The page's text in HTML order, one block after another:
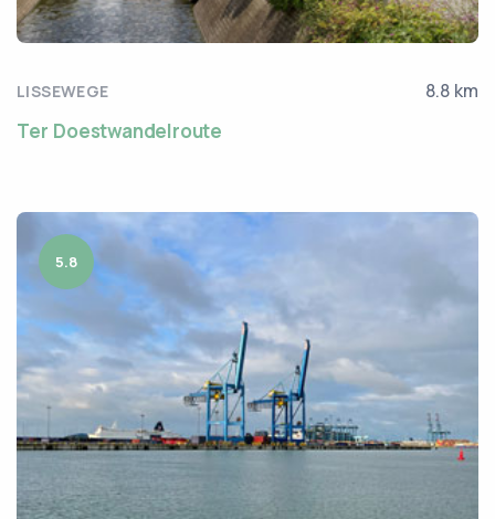
LISSEWEGE 8.8 km
Ter Doestwandelroute
5.8